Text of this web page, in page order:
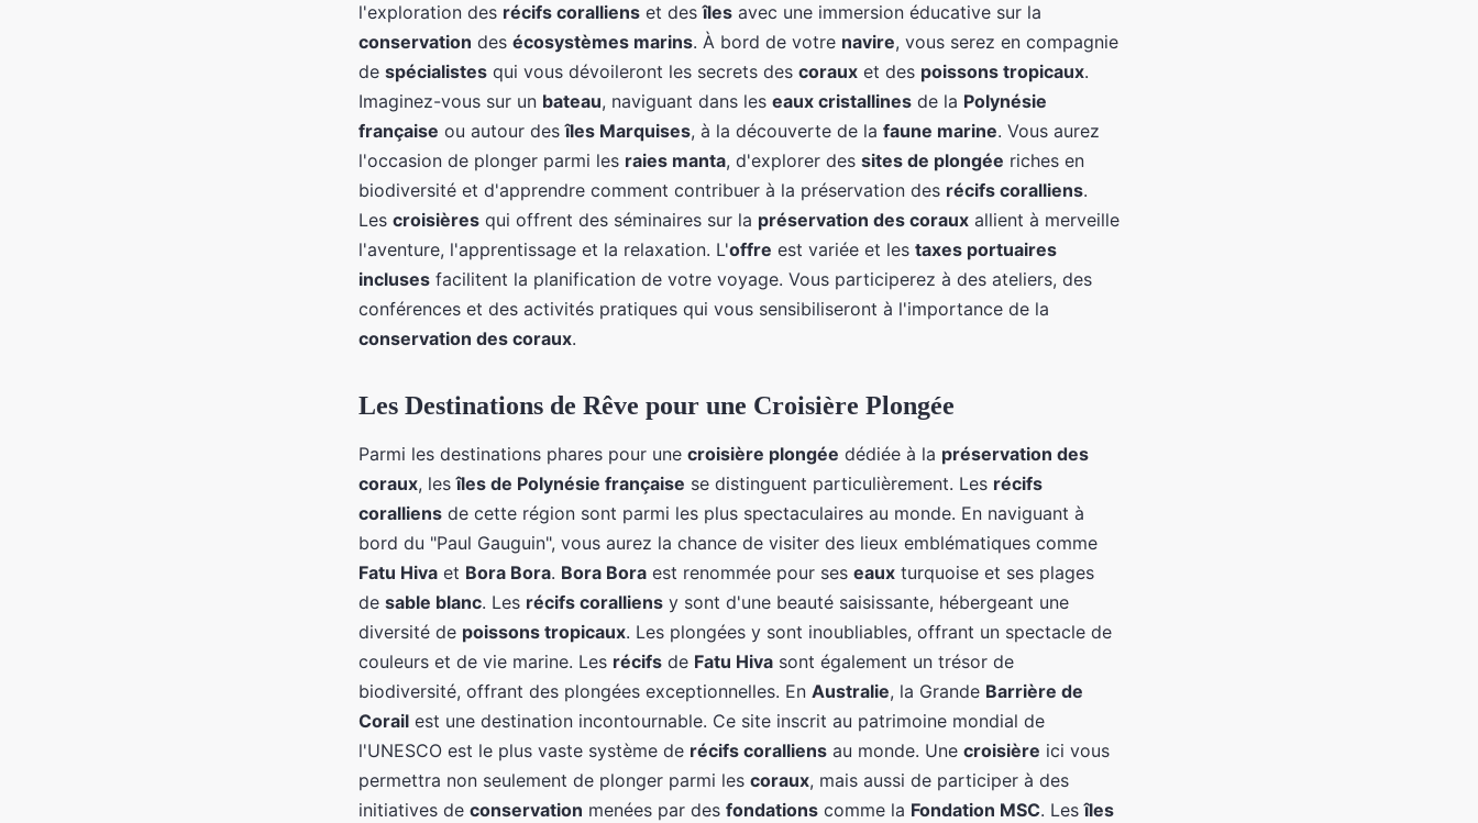
l'exploration des récifs coralliens et desîles avec une immersion éducative sur la
conservation des écosystèmes marins. À bord de votre navire, vous serez en compagnie
de spécialistes qui vous dévoileront les secrets des coraux et des poissons tropicaux.
Imaginez-vous sur un bateau, naviguant dans les eaux cristallines de la Polynésie
française ou autour desîles Marquises, à la découverte de la faune marine. Vous aurez
l'occasion de plonger parmi les raies manta, d'explorer des sites de plongée riches en
biodiversité et d'apprendre comment contribuer à la préservation des récifs coralliens.
Les croisières qui offrent des séminaires sur la préservation des coraux allient à merveille
l'aventure, l'apprentissage et la relaxation. L'offre est variée et les taxes portuaires
incluses facilitent la planification de votre voyage. Vous participerez à des ateliers, des
conférences et des activités pratiques qui vous sensibiliseront à l'importance de la
conservation des coraux.
Les Destinations de Rêve pour une Croisière Plongée
Parmi les destinations phares pour une croisière plongée dédiée à la préservation des
coraux, lesîles de Polynésie française se distinguent particulièrement. Les récifs
coralliens de cette région sont parmi les plus spectaculaires au monde. En naviguant à
bord du "Paul Gauguin", vous aurez la chance de visiter des lieux emblématiques comme
Fatu Hiva et Bora Bora. Bora Bora est renommée pour ses eaux turquoise et ses plages
de sable blanc. Les récifs coralliens y sont d'une beauté saisissante, hébergeant une
diversité de poissons tropicaux. Les plongées y sont inoubliables, offrant un spectacle de
couleurs et de vie marine. Les récifs de Fatu Hiva sont également un trésor de
biodiversité, offrant des plongées exceptionnelles. En Australie, la Grande Barrière de
Corail est une destination incontournable. Ce site inscrit au patrimoine mondial de
l'UNESCO est le plus vaste système de récifs coralliens au monde. Une croisière ici vous
permettra non seulement de plonger parmi les coraux, mais aussi de participer à des
initiatives de conservation menées par des fondations comme la Fondation MSC. Lesîles